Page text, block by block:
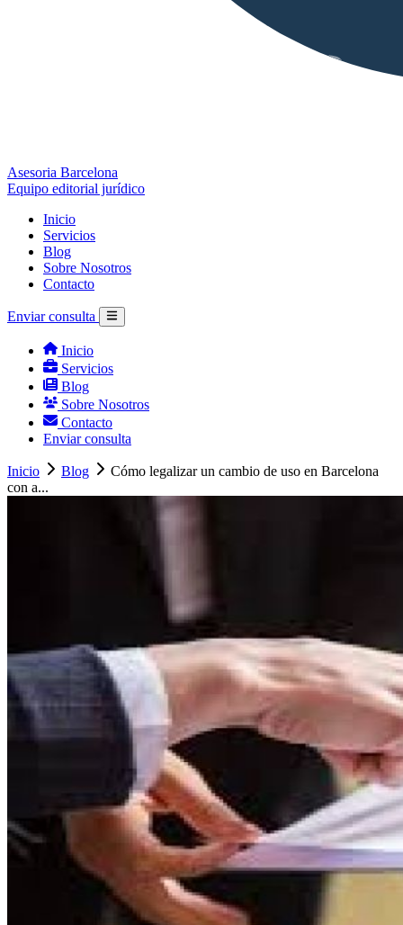
Asesoria Barcelona
Equipo editorial jurídico
Inicio
Servicios
Blog
Sobre Nosotros
Contacto
Enviar consulta
Inicio
Servicios
Blog
Sobre Nosotros
Contacto
Enviar consulta
Inicio Blog
Cómo legalizar un cambio de uso en Barcelona
con a...